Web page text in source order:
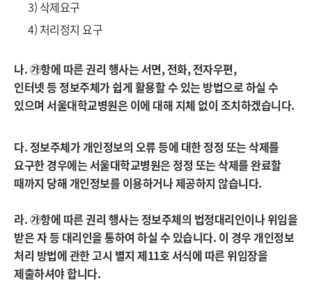
3) 삭제요구
4) 처리정지 요구
나. ㉮항에 따른 권리 행사는 서면, 전화, 전자우편,
인터넷 등 정보주체가 쉽게 활용할 수 있는 방법으로 하실 수
있으며 서울대학교병원은 이에 대해 지체 없이 조치하겠습니다.
다. 정보주체가 개인정보의 오류 등에 대한 정정 또는 삭제를
요구한 경우에는 서울대학교병원은 정정 또는 삭제를 완료할
때까지 당해 개인정보를 이용하거나 제공하지 않습니다.
라. ㉮항에 따른 권리 행사는 정보주체의 법정대리인이나 위임을
받은 자 등 대리인을 통하여 하실 수 있습니다. 이 경우 개인정보
처리 방법에 관한 고시 별지 제11호 서식에 따른 위임장을
제출하셔야 합니다.